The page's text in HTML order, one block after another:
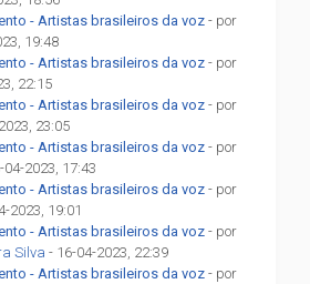
- Artistas brasileiros da voz - por
19:48
- Artistas brasileiros da voz - por
22:15
- Artistas brasileiros da voz - por
23:05
- Artistas brasileiros da voz - por
04-2023, 17:43
- Artistas brasileiros da voz - por
2023, 19:01
- Artistas brasileiros da voz - por
Silva - 16-04-2023, 22:39
- Artistas brasileiros da voz - por